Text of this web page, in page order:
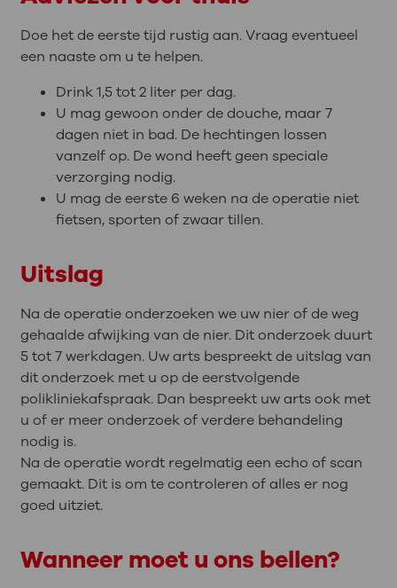
Doe het de eerste tijd rustig aan. Vraag eventueel
een naaste om u te helpen.
Drink 1,5 tot 2 liter per dag.
U mag gewoon onder de douche, maar 7
dagen niet in bad. De hechtingen lossen
vanzelf op. De wond heeft geen speciale
verzorging nodig.
U mag de eerste 6 weken na de operatie niet
fietsen, sporten of zwaar tillen.
Uitslag
Na de operatie onderzoeken we uw nier of de weg
gehaalde afwijking van de nier. Dit onderzoek duurt
5 tot 7 werkdagen. Uw arts bespreekt de uitslag van
dit onderzoek met u op de eerstvolgende
polikliniekafspraak. Dan bespreekt uw arts ook met
u of er meer onderzoek of verdere behandeling
nodig is.
Na de operatie wordt regelmatig een echo of scan
gemaakt. Dit is om te controleren of alles er nog
goed uitziet.
Wanneer moet u ons bellen?